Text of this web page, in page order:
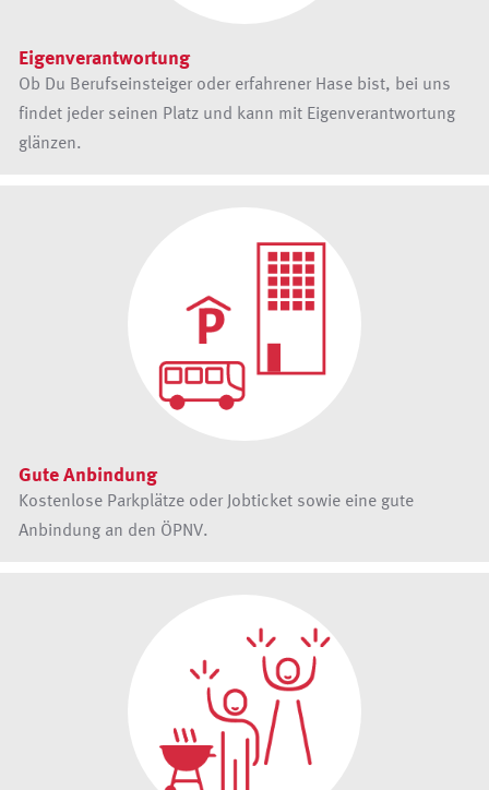
Eigenverantwortung
Ob Du Berufseinsteiger oder erfahrener Hase bist, bei uns
findet jeder seinen Platz und kann mit Eigenverantwortung
glänzen.
Gute Anbindung
Kostenlose Parkplätze oder Jobticket sowie eine gute
Anbindung an den ÖPNV.